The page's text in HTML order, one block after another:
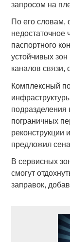
запросом на
По его словам,
недостаточное
паспортного
устойчивых
каналов связи,
Комплексный
подразделения
пограничных
реконструкции
предложил
В сервисных
смогут
заправок,